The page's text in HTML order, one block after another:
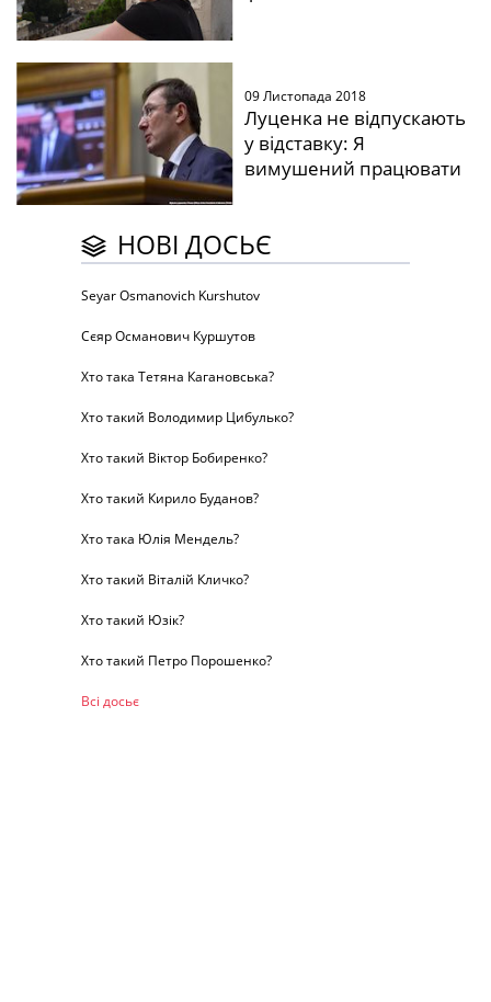
09 Листопада 2018
Луценка не відпускають
у відставку: Я
вимушений працювати
НОВІ ДОСЬЄ
Seyar Osmanovich Kurshutov
Сєяр Османович Куршутов
Хто така Тетяна Кагановська?
Хто такий Володимир Цибулько?
Хто такий Віктор Бобиренко?
Хто такий Кирило Буданов?
Хто така Юлія Мендель?
Хто такий Віталій Кличко?
Хто такий Юзік?
Хто такий Петро Порошенко?
Всі досьє